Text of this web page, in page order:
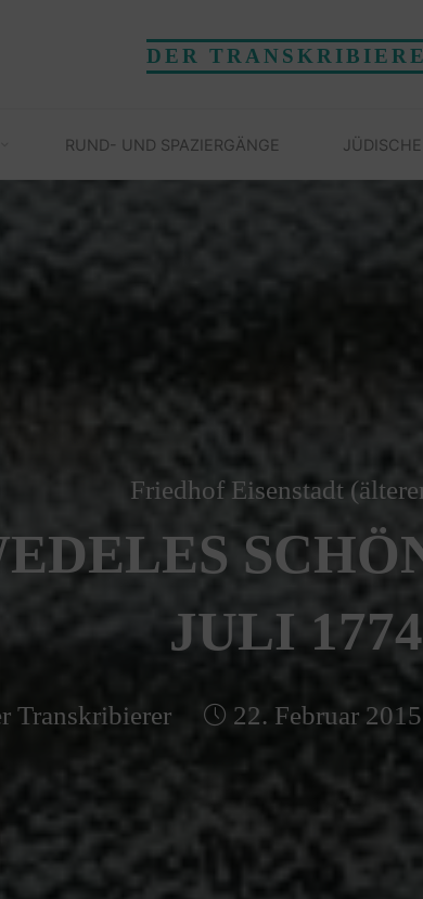
DER
RUND- UND SPAZIERGÄNGE
Friedhof Eisenstadt
JULI 1774
Transkribierer 22. Februar